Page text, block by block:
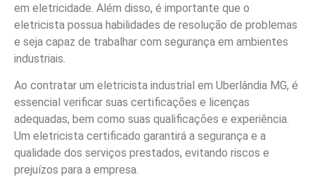
em eletricidade. Além disso, é importante que o
eletricista possua habilidades de resolução de problemas
e seja capaz de trabalhar com segurança em ambientes
industriais.
Ao contratar um eletricista industrial em Uberlândia MG, é
essencial verificar suas certificações e licenças
adequadas, bem como suas qualificações e experiência.
Um eletricista certificado garantirá a segurança e a
qualidade dos serviços prestados, evitando riscos e
prejuízos para a empresa.